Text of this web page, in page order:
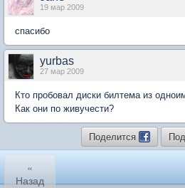
19 мар 2009
спасибо
yurbas
27 мар 2009
Кто пробовал диски билтема из
Как они по живучести?
Поделится
«
Назад